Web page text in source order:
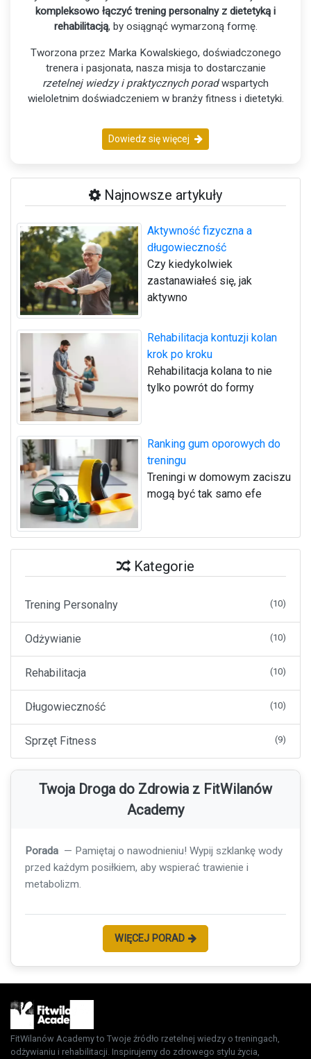
kompleksowo łączyć trening personalny z dietetyką i
rehabilitacją, by osiągnąć wymarzoną formę.
Tworzona przez Marka Kowalskiego, doświadczonego
trenera i pasjonata, nasza misja to dostarczanie
rzetelnej wiedzy i praktycznych poradwspartych
wieloletnim doświadczeniem w branży fitness i dietetyki.
Dowiedz się więcej
Najnowsze artykuły
Aktywność fizyczna a
długowieczność
Czy kiedykolwiek
zastanawiałeś się, jak
aktywno
Rehabilitacja kontuzji kolan
krok po kroku
Rehabilitacja kolana to nie
tylko powrót do formy
Ranking gum oporowych do
treningu
Treningi w domowym zaciszu
mogą być tak samo efe
Kategorie
Trening Personalny (10)
Odżywianie (10)
Rehabilitacja (10)
Długowieczność (10)
Sprzęt Fitness (9)
Twoja Droga do Zdrowia z FitWilanów
Academy
Porada — Pamiętaj o nawodnieniu! Wypij szklankę wody
przed każdym posiłkiem, aby wspierać trawienie i
metabolizm.
WIĘCEJ PORAD
FitWilanów Academy to Twoje źródło rzetelnej wiedzy o treningach,
odżywianiu i rehabilitacji. Inspirujemy do zdrowego stylu życia,